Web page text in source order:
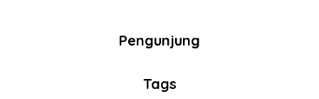
Pengunjung
Tags